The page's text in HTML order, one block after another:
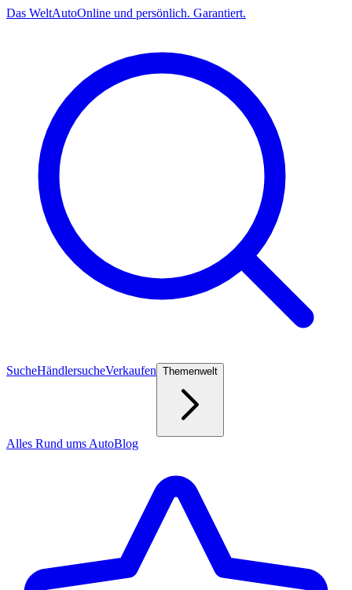
Das WeltAutoOnline und persönlich. Garantiert.
SucheHändlersucheVerkaufen Themenwelt
Alles Rund ums AutoBlog